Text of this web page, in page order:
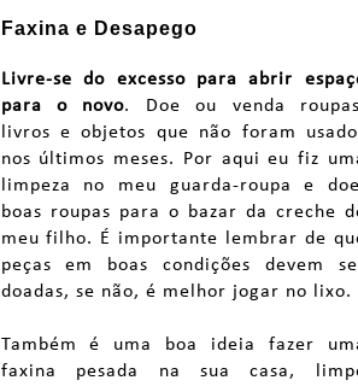
Faxina e Desapego
Livre-se do excesso para abrir
para o novo. Doe ou venda
livros e objetos que não foram
nos últimos meses. Por aqui eu fiz
limpeza no meu guarda-roupa e
boas roupas para o bazar da creche
meu filho. É importante lembrar de
peças em boas condições devem
doadas, se não, é melhor jogar no lixo.
Também é uma boa ideia fazer
faxina pesada na sua casa,